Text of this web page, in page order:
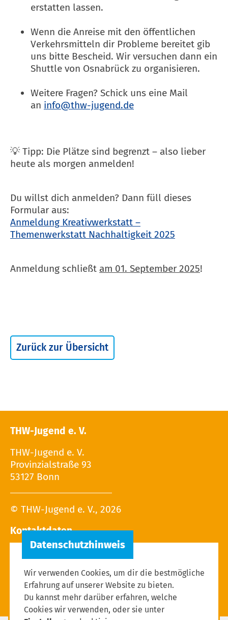
erstatten lassen.
Wenn die Anreise mit den öffentlichen
Verkehrsmitteln dir Probleme bereitet gib
uns bitte Bescheid. Wir versuchen dann ein
Shuttle von Osnabrück zu organisieren.
Weitere Fragen? Schick uns eine Mail
an info@thw-jugend.de
💡 Tipp: Die Plätze sind begrenzt – also lieber
heute als morgen anmelden!
Du willst dich anmelden? Dann füll dieses
Formular aus:
Anmeldung Kreativwerkstatt –
Themenwerkstatt Nachhaltigkeit 2025
Anmeldung schließt am 01. September 2025!
Zurück zur Übersicht
THW-Jugend e. V.
THW-Jugend e. V.
Provinzialstraße 93
53127 Bonn
© THW-Jugend e. V., 2026
Kontaktdaten
Tel.: 02 28 / 9 40 - 13 27
Wir verwenden Cookies, um dir die bestmögliche
Erfahrung auf unserer Website zu bieten.
Du kannst mehr darüber erfahren, welche
Cookies wir verwenden, oder sie unter